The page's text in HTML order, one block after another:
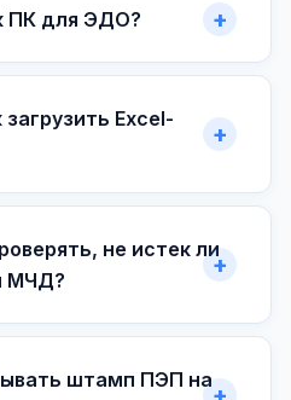
ПК для ЭДО?
Excel-
не истек ли
МЧД?
штамп ПЭП на